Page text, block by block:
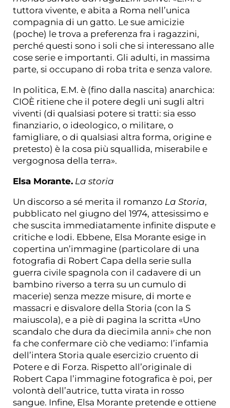
tuttora vivente, e abita a Roma nell’unica
compagnia di un gatto. Le sue amicizie
(poche) le trova a preferenza fra i ragazzini,
perché questi sono i soli che si interessano alle
cose serie e importanti. Gli adulti, in massima
parte, si occupano di roba trita e senza valore.
In politica, E.M. è (fino dalla nascita) anarchica:
CIOÈ ritiene che il potere degli uni sugli altri
viventi (di qualsiasi potere si tratti: sia esso
finanziario, o ideologico, o militare, o
famigliare, o di qualsiasi altra forma, origine e
pretesto) è la cosa più squallida, miserabile e
vergognosa della terra».
Elsa Morante. La storia
Un discorso a sé merita il romanzo La Storia,
pubblicato nel giugno del 1974, attesissimo e
che suscita immediatamente infinite dispute e
critiche e lodi. Ebbene, Elsa Morante esige in
copertina un’immagine (particolare di una
fotografia di Robert Capa della serie sulla
guerra civile spagnola con il cadavere di un
bambino riverso a terra su un cumulo di
macerie) senza mezze misure, di morte e
massacri e disvalore della Storia (con la S
maiuscola), e a piè di pagina la scritta «Uno
scandalo che dura da diecimila anni» che non
fa che confermare ciò che vediamo: l’infamia
dell’intera Storia quale esercizio cruento di
Potere e di Forza. Rispetto all’originale di
Robert Capa l’immagine fotografica è poi, per
volontà dell’autrice, tutta virata in rosso
sangue. Infine, Elsa Morante pretende e ottiene